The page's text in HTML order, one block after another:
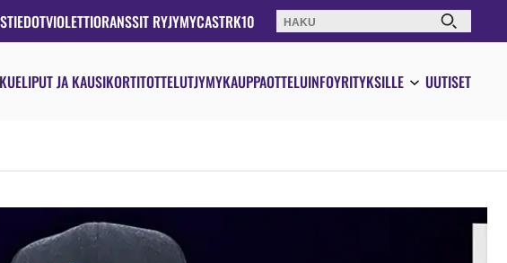
VIOLETTIORANSSIT RYJYMYCASTRK10 Haku:
LIPUT JA KAUSIKORTITOTTELUTJYMYKAUPPAOTTELUINFOYRITYKSILLE UUTISET